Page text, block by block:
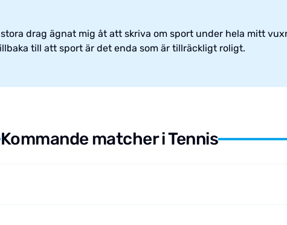
drag ägnat mig åt att skriva om sport under hela mitt
till att sport är det enda som är tillräckligt roligt.
Kommande matcher i Tennis